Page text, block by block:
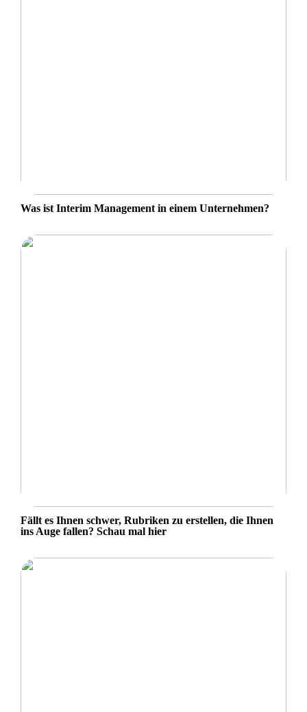
Was ist Interim Management in einem Unternehmen?
Fällt es Ihnen schwer, Rubriken zu erstellen, die Ihnen
ins Auge fallen? Schau mal hier